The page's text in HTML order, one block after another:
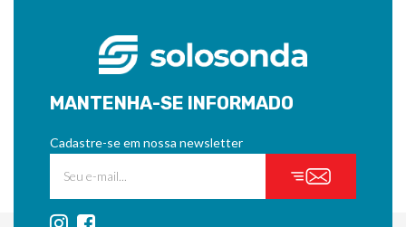
MANTENHA-SE INFORMADO
Cadastre-se em nossa newsletter